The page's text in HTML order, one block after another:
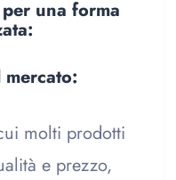
una forma
molti prodotti
e prezzo,